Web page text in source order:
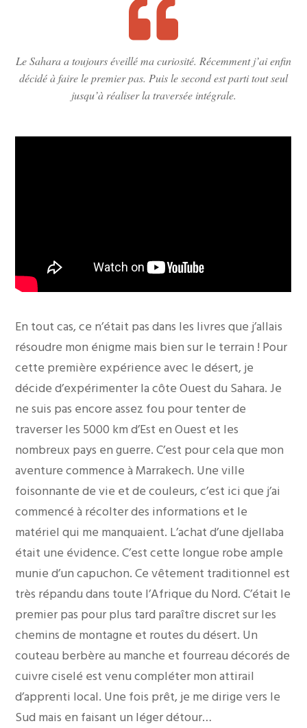
Le Sahara a toujours éveillé ma curiosité. Récemment j’ai enfin
décidé à faire le premier pas. Puis le second est parti tout seul
jusqu’à réaliser la traversée intégrale.
En tout cas, ce n’était pas dans les livres que j’allais
résoudre mon énigme mais bien sur le terrain ! Pour
cette première expérience avec le désert, je
décide d’expérimenter la côte Ouest du Sahara. Je
ne suis pas encore assez fou pour tenter de
traverser les 5000 km d’Est en Ouest et les
nombreux pays en guerre. C’est pour cela que mon
aventure commence à Marrakech. Une ville
foisonnante de vie et de couleurs, c’est ici que j’ai
commencé à récolter des informations et le
matériel qui me manquaient. L’achat d’une djellaba
était une évidence. C’est cette longue robe ample
munie d’un capuchon. Ce vêtement traditionnel est
très répandu dans toute l’Afrique du Nord. C’était le
premier pas pour plus tard paraître discret sur les
chemins de montagne et routes du désert. Un
couteau berbère au manche et fourreau décorés de
cuivre ciselé est venu compléter mon attirail
d’apprenti local. Une fois prêt, je me dirige vers le
Sud mais en faisant un léger détour…